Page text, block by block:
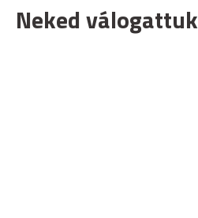
Neked válogattuk